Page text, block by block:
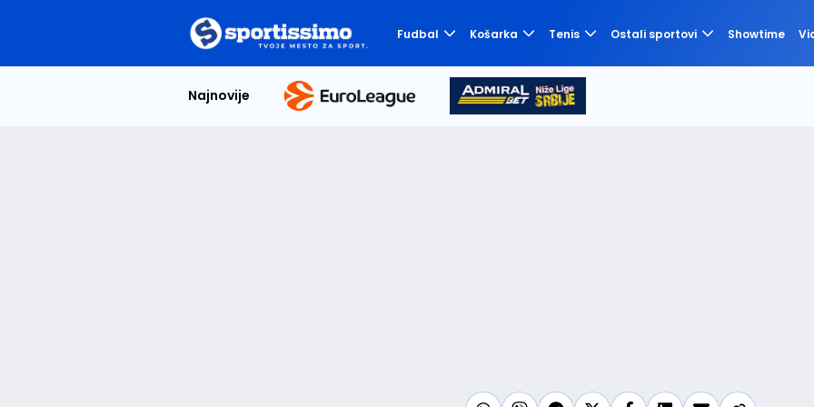
Fudbal Košarka Tenis Ostali sportovi Showtime
Najnovije